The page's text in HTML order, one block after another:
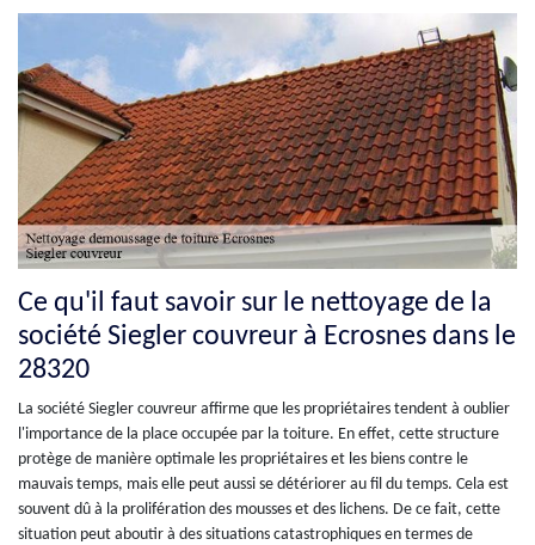
Ce qu'il faut savoir sur le nettoyage de la
société Siegler couvreur à Ecrosnes dans le
28320
La société Siegler couvreur affirme que les propriétaires tendent à oublier
l'importance de la place occupée par la toiture. En effet, cette structure
protège de manière optimale les propriétaires et les biens contre le
mauvais temps, mais elle peut aussi se détériorer au fil du temps. Cela est
souvent dû à la prolifération des mousses et des lichens. De ce fait, cette
situation peut aboutir à des situations catastrophiques en termes de